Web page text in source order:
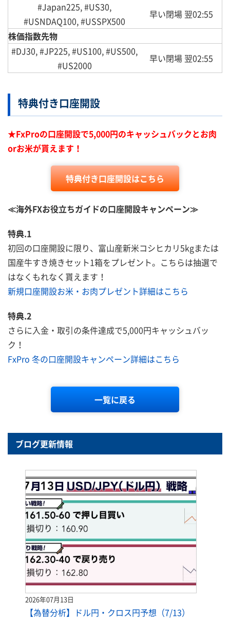
#Japan225, #US30,
#USNDAQ100, #USSPX500
早い閉場 翌02:55
株価指数先物
#DJ30, #JP225, #US100, #US500,
#US2000
早い閉場 翌02:55
特典付き口座開設
★FxProの口座開設で5,000円のキャッシュバックとお肉
orお米が貰えます！
特典付き口座開設はこちら
≪海外FXお役立ちガイドの口座開設キャンペーン≫
特典.1
初回の口座開設に限り、富山産新米コシヒカリ5kgまたは
国産牛すき焼きセット1箱をプレゼント。こちらは抽選で
はなくもれなく貰えます！
新規口座開設お米・お肉プレゼント詳細はこちら
特典.2
さらに入金・取引の条件達成で5,000円キャッシュバッ
ク！
FxPro 冬の口座開設キャンペーン詳細はこちら
一覧に戻る
ブログ更新情報
2026年07月13日
【為替分析】ドル円・クロス円予想（7/13）